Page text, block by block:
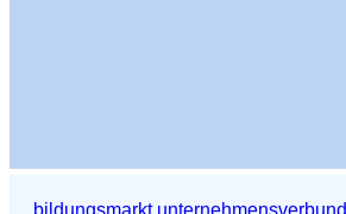
bildungsmarkt unternehmensverbund